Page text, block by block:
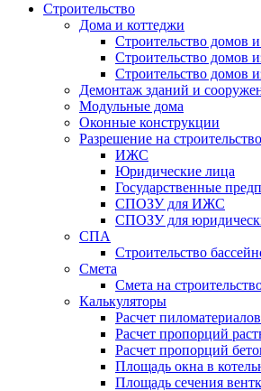
Строительство
Дома и коттеджи
Строительство домов
Строительство домов
Строительство домов
Демонтаж зданий и
Модульные дома
Оконные конструкции
Разрешение на строительство
ИЖС
Юридические лица
Государственные
СПОЗУ для ИЖС
СПОЗУ для
СПА
Строительство
Смета
Смета на
Калькуляторы
Расчет пиломатериалов
Расчет пропорций
Расчет пропорций
Площадь окна в
Площадь сечения